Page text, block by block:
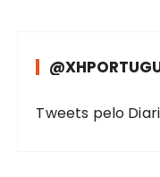
Tweets pelo